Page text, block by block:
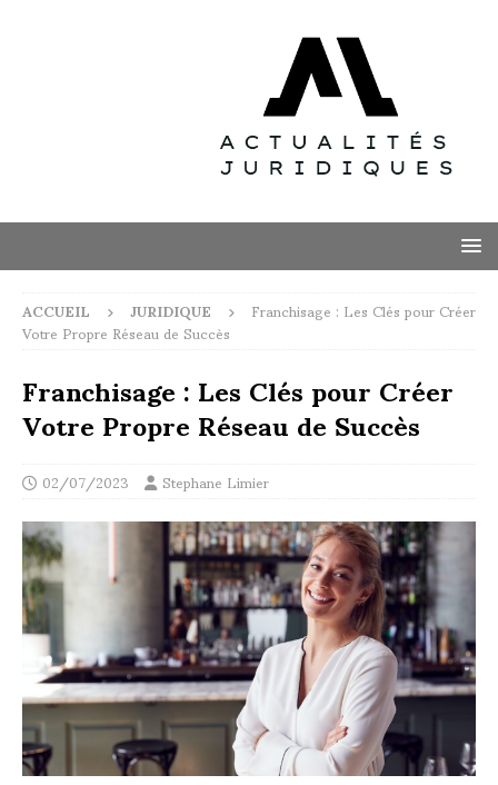
ACCUEIL JURIDIQUE Franchisage : Les Clés pour Créer
Votre Propre Réseau de Succès
Franchisage : Les Clés pour Créer
Votre Propre Réseau de Succès
02/07/2023 Stephane Limier